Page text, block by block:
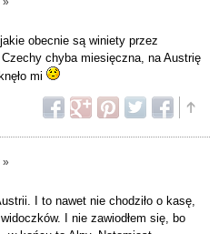
obecnie są winiety przez
chyba miesięczna, na Austrię
mi
»
I to nawet nie chodziło o kasę,
I nie zawiodłem się, bo